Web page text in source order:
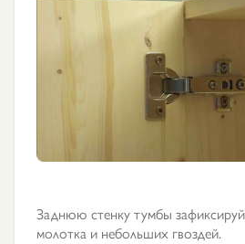
Заднюю стенку тумбы
молотка и небольших гвоздей.